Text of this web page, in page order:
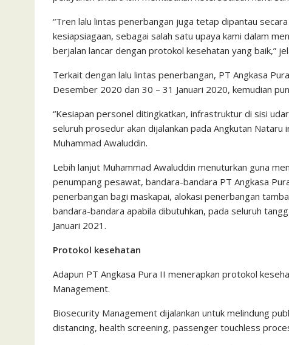
“Tren lalu lintas penerbangan juga tetap dipantau
kesiapsiagaan, sebagai salah satu upaya kami dalam
berjalan lancar dengan protokol kesehatan yang baik,”
Terkait dengan lalu lintas penerbangan, PT Angkasa
Desember 2020 dan 30 – 31 Januari 2020, kemudian
“Kesiapan personel ditingkatkan, infrastruktur di sisi
seluruh prosedur akan dijalankan pada Angkutan Nataru
Muhammad Awaluddin.
Lebih lanjut Muhammad Awaluddin menuturkan guna
penumpang pesawat, bandara-bandara PT Angkasa
penerbangan bagi maskapai, alokasi penerbangan
bandara-bandara apabila dibutuhkan, pada seluruh
Januari 2021.
Protokol kesehatan
Adapun PT Angkasa Pura II menerapkan protokol
Management.
Biosecurity Management dijalankan untuk melindung
distancing, health screening, passenger touchless